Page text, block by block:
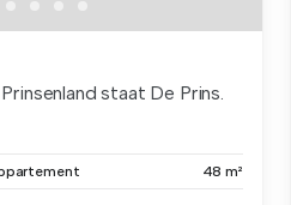
staat De Prins.
48 m²